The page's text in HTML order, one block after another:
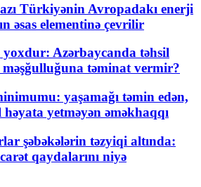
Türkiyənin Avropadakı enerji
əsas elementinə çevrilir
Azərbaycanda təhsil
təminat vermir?
yaşamağı təmin edən,
yetməyən əməkhaqqı
şəbəkələrin təzyiqi altında:
qaydalarını niyə